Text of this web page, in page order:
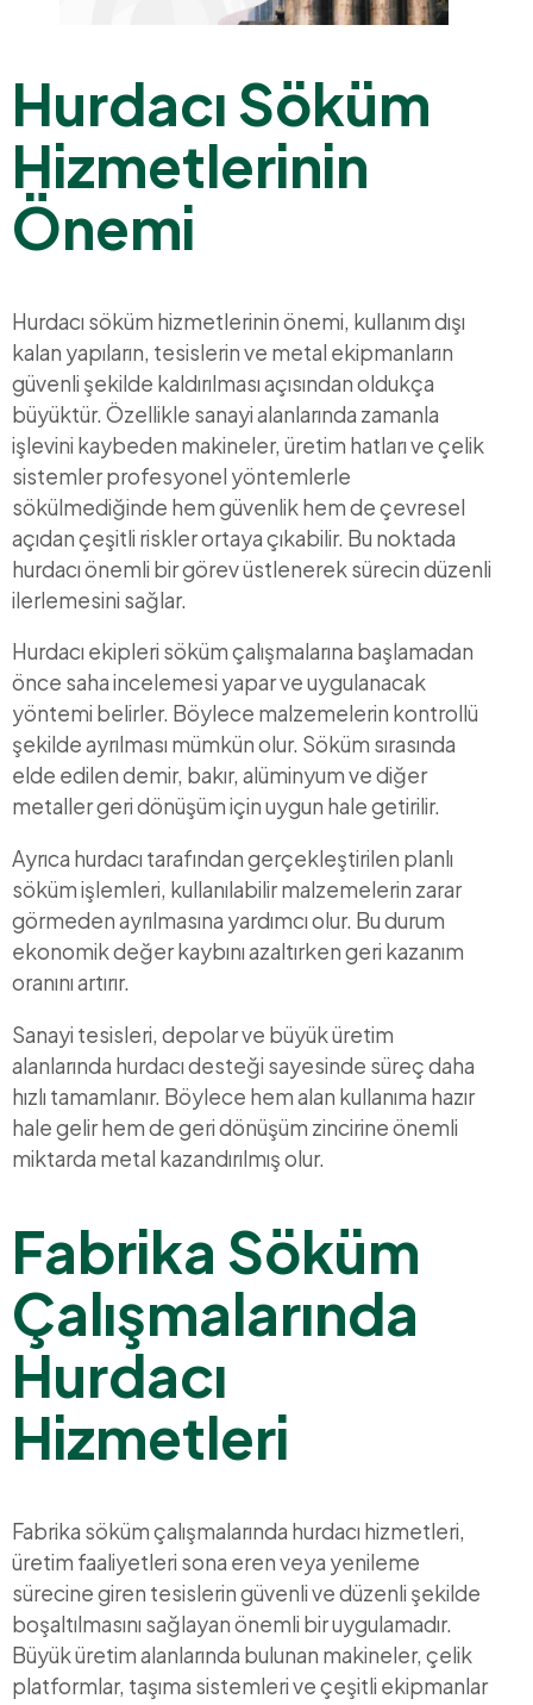
Hurdacı Söküm
Hizmetlerinin
Önemi
Hurdacı söküm hizmetlerinin önemi, kullanım dışı
kalan yapıların, tesislerin ve metal ekipmanların
güvenli şekilde kaldırılması açısından oldukça
büyüktür. Özellikle sanayi alanlarında zamanla
işlevini kaybeden makineler, üretim hatları ve çelik
sistemler profesyonel yöntemlerle
sökülmediğinde hem güvenlik hem de çevresel
açıdan çeşitli riskler ortaya çıkabilir. Bu noktada
hurdacı önemli bir görev üstlenerek sürecin düzenli
ilerlemesini sağlar.
Hurdacı ekipleri söküm çalışmalarına başlamadan
önce saha incelemesi yapar ve uygulanacak
yöntemi belirler. Böylece malzemelerin kontrollü
şekilde ayrılması mümkün olur. Söküm sırasında
elde edilen demir, bakır, alüminyum ve diğer
metaller geri dönüşüm için uygun hale getirilir.
Ayrıca hurdacı tarafından gerçekleştirilen planlı
söküm işlemleri, kullanılabilir malzemelerin zarar
görmeden ayrılmasına yardımcı olur. Bu durum
ekonomik değer kaybını azaltırken geri kazanım
oranını artırır.
Sanayi tesisleri, depolar ve büyük üretim
alanlarında hurdacı desteği sayesinde süreç daha
hızlı tamamlanır. Böylece hem alan kullanıma hazır
hale gelir hem de geri dönüşüm zincirine önemli
miktarda metal kazandırılmış olur.
Fabrika Söküm
Çalışmalarında
Hurdacı
Hizmetleri
Fabrika söküm çalışmalarında hurdacı hizmetleri,
üretim faaliyetleri sona eren veya yenileme
sürecine giren tesislerin güvenli ve düzenli şekilde
boşaltılmasını sağlayan önemli bir uygulamadır.
Büyük üretim alanlarında bulunan makineler, çelik
platformlar, taşıma sistemleri ve çeşitli ekipmanlar